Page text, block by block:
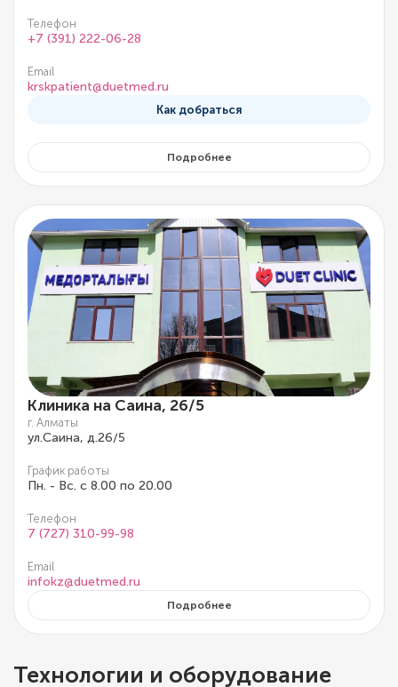
Телефон
+7 (391) 222-06-28
Email
krskpatient@duetmed.ru
Как добраться
Подробнее
Клиника на Саина, 26/5
г. Алматы
ул.Саина, д.26/5
График работы
Пн. - Вс. с 8.00 по 20.00
Телефон
7 (727) 310-99-98
Email
infokz@duetmed.ru
Подробнее
Технологии и оборудование